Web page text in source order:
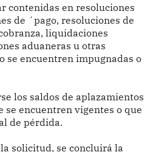
contenidas en resoluciones
de ´pago, resoluciones de
liquidaciones
aduaneras u otras
se encuentren impugnadas o
los saldos de aplazamientos
se encuentren vigentes o que
de pérdida.
solicitud, se concluirá la